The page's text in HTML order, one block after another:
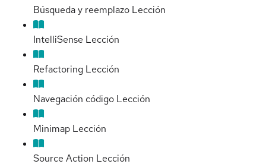
Búsqueda y reemplazo Lección
IntelliSense Lección
Refactoring Lección
Navegación código Lección
Minimap Lección
Source Action Lección